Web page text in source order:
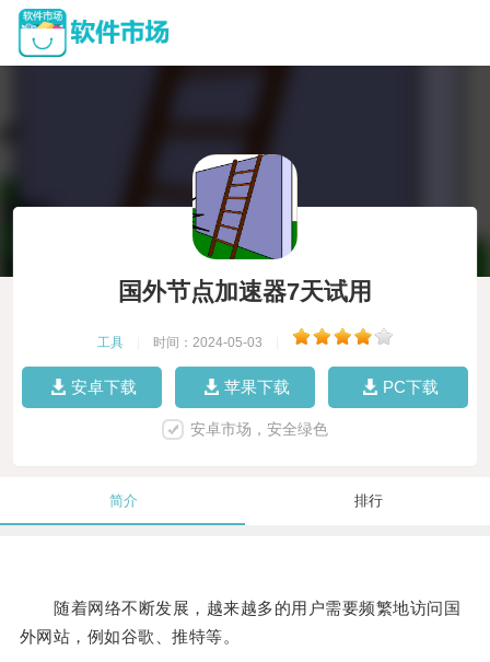
国外节点加速器7天试用
工具 时间：2024-05-03
安卓下载 苹果下载 PC下载
安卓市场，安全绿色
简介 排行
随着网络不断发展，越来越多的用户需要频繁地访问国
外网站，例如谷歌、推特等。